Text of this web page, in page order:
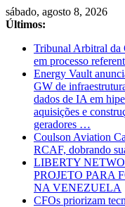
Pular
para
conteúdo
sábado, agosto 8, 2026
Últimos:
Tribunal Arbitral da
em processo
Energy Vault
GW de
dados de IA em
aquisições e
geradores …
Coulson Aviation
RCAF, dobrando
LIBERTY
PROJETO PARA
NA VENEZUELA
CFOs priorizam